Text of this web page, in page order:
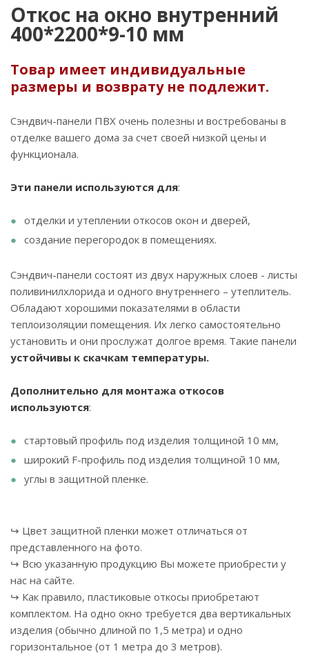
Откос на окно внутренний
400*2200*9-10 мм
Товар имеет индивидуальные
размеры и возврату не подлежит.
Сэндвич-панели ПВХ очень полезны и востребованы в
отделке вашего дома за счет своей низкой цены и
функционала.
Эти панели используются для:
отделки и утеплении откосов окон и дверей,
создание перегородок в помещениях.
Сэндвич-панели состоят из двух наружных слоев - листы
поливинилхлорида и одного внутреннего – утеплитель.
Обладают хорошими показателями в области
теплоизоляции помещения. Их легко самостоятельно
установить и они прослужат долгое время. Такие панели
устойчивы к скачкам температуры.
Дополнительно для монтажа откосов
используются:
стартовый профиль под изделия толщиной 10 мм,
широкий F-профиль под изделия толщиной 10 мм,
углы в защитной пленке.
↪ Цвет защитной пленки может отличаться от
представленного на фото.
↪ Всю указанную продукцию Вы можете приобрести у
нас на сайте.
↪ Как правило, пластиковые откосы приобретают
комплектом. На одно окно требуется два вертикальных
изделия (обычно длиной по 1,5 метра) и одно
горизонтальное (от 1 метра до 3 метров).